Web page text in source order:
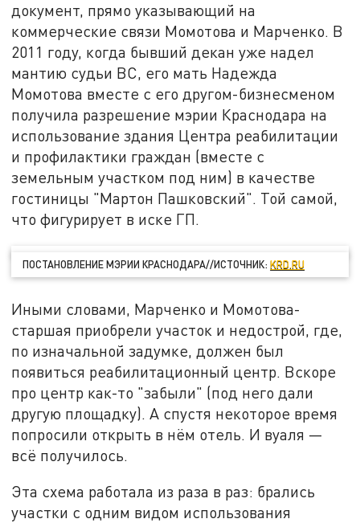
документ, прямо указывающий на
коммерческие связи Момотова и Марченко. В
2011 году, когда бывший декан уже надел
мантию судьи ВС, его мать Надежда
Момотова вместе с его другом-бизнесменом
получила разрешение мэрии Краснодара на
использование здания Центра реабилитации
и профилактики граждан (вместе с
земельным участком под ним) в качестве
гостиницы "Мартон Пашковский". Той самой,
что фигурирует в иске ГП.
ПОСТАНОВЛЕНИЕ МЭРИИ КРАСНОДАРА//ИСТОЧНИК:KRD.RU
Иными словами, Марченко и Момотова-
старшая приобрели участок и недострой, где,
по изначальной задумке, должен был
появиться реабилитационный центр. Вскоре
про центр как-то "забыли" (под него дали
другую площадку). А спустя некоторое время
попросили открыть в нём отель. И вуаля —
всё получилось.
Эта схема работала из раза в раз: брались
участки с одним видом использования